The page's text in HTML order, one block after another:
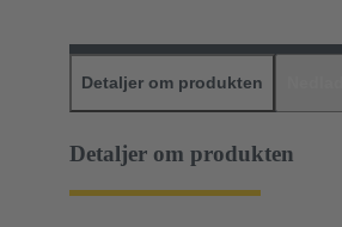
Detaljer om produkten
Detaljer om produkten